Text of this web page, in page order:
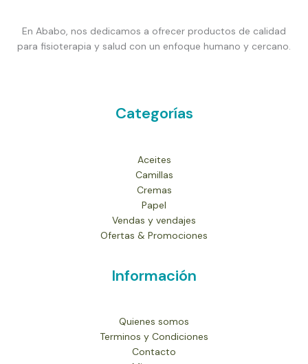
En Ababo, nos dedicamos a ofrecer productos de calidad
para fisioterapia y salud con un enfoque humano y cercano.
Categorías
Aceites
Camillas
Cremas
Papel
Vendas y vendajes
Ofertas & Promociones
Información
Quienes somos
Terminos y Condiciones
Contacto